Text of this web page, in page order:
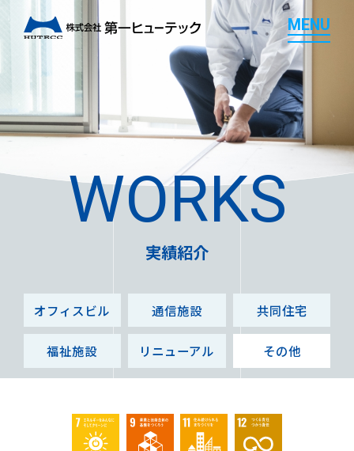
M
M
E
E
NU
WORKS
実績紹介
オフィスビル 通信施設 共同住宅
福祉施設 リニューアル その他